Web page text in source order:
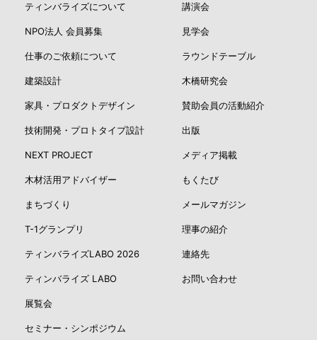
ティンバライズについて
NPO法人 会員募集
仕事のご依頼について
建築設計
家具・プロダクトデザイン
技術開発・プロトタイプ設計
NEXT PROJECT
木材活用アドバイザー
まちづくり
T-1グランプリ
ティンバライズLABO 2026
ティンバライズ LABO
展覧会
セミナー・シンポジウム
講演会
見学会
ラウンドテーブル
木橋研究会
賛助会員の活動紹介
出版
メディア掲載
もくたび
メールマガジン
理事の紹介
連絡先
お問い合わせ